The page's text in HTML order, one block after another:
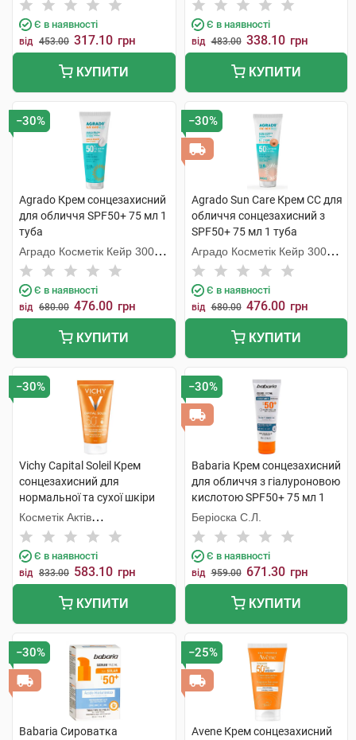
Є в наявності
від 453.00 317.10 грн
КУПИТИ
Є в наявності
від 483.00 338.10 грн
КУПИТИ
−30%
Agrado Крем сонцезахисний
для обличчя SPF50+ 75 мл 1
туба
Аградо Косметік Кейр 3000
С.Л.У.
Є в наявності
від 680.00 476.00 грн
КУПИТИ
−30%
Agrado Sun Care Крем СС для
обличчя сонцезахисний з
SPF50+ 75 мл 1 туба
Аградо Косметік Кейр 3000
С.Л.У.
Є в наявності
від 680.00 476.00 грн
КУПИТИ
−30%
Vichy Capital Soleil Крем
сонцезахисний для
нормальної та сухої шкіри
SPF50+ 50 мл 1 туба
Косметік Актів
Інтернаціональ
Є в наявності
від 833.00 583.10 грн
КУПИТИ
−30%
Babaria Крем сонцезахисний
для обличчя з гіалуроновою
кислотою SPF50+ 75 мл 1
туба
Беріоска С.Л.
Є в наявності
від 959.00 671.30 грн
КУПИТИ
−30%
Babaria Сироватка
−25%
Avene Крем сонцезахисний